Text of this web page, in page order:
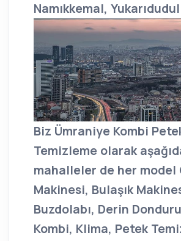
Namıkkemal,
Biz Ümraniye Kombi
Temizleme olarak
mahalleler de her model
Makinesi, Bulaşık
Buzdolabı, Derin
Kombi, Klima, Petek